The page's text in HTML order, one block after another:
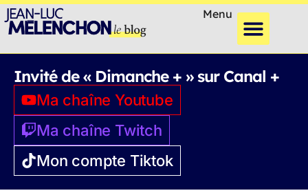
Menu
Invité de « Dimanche + » sur Canal +
Ma chaîne Youtube
Ma chaîne Twitch
Mon compte Tiktok